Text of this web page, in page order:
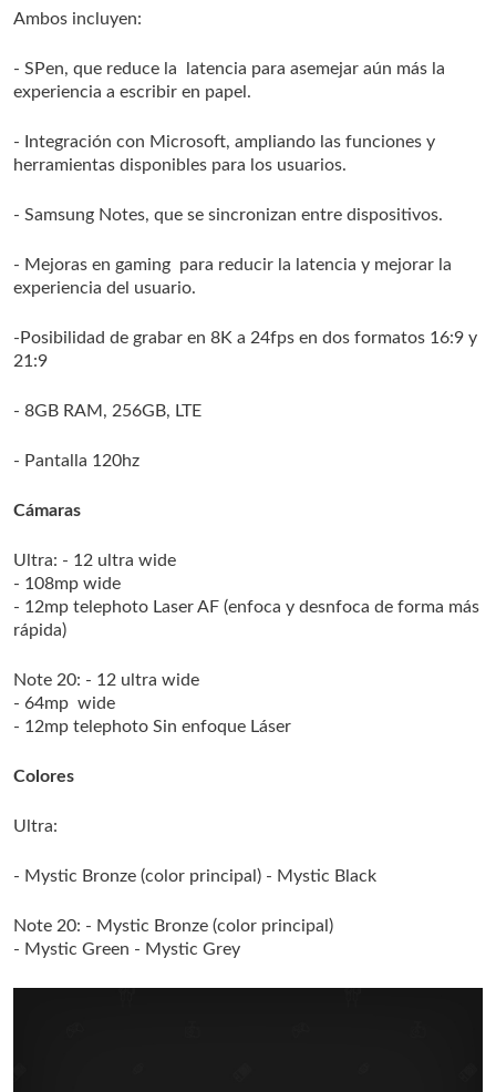
Ambos incluyen:
- SPen, que reduce la latencia para asemejar aún más la
experiencia a escribir en papel.
- Integración con Microsoft, ampliando las funciones y
herramientas disponibles para los usuarios.
- Samsung Notes, que se sincronizan entre dispositivos.
- Mejoras en gaming para reducir la latencia y mejorar la
experiencia del usuario.
-Posibilidad de grabar en 8K a 24fps en dos formatos 16:9 y
21:9
- 8GB RAM, 256GB, LTE
- Pantalla 120hz
Cámaras
Ultra: - 12 ultra wide
- 108mp wide
- 12mp telephoto Laser AF (enfoca y desnfoca de forma más
rápida)
Note 20: - 12 ultra wide
- 64mp wide
- 12mp telephoto Sin enfoque Láser
Colores
Ultra:
- Mystic Bronze (color principal) - Mystic Black
Note 20: - Mystic Bronze (color principal)
- Mystic Green - Mystic Grey